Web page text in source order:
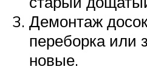
Демонтаж
переборка или
новые.